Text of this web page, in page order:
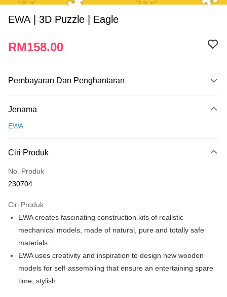
EWA | 3D Puzzle | Eagle
RM158.00
Pembayaran Dan Penghantaran
Kad Kredit
Hanya menyokong Maybank, CIMB Bank, Public Bank, RHB Bank, Hong
Boost
GrabPay
Rumah penghantaran
Rumah penghantaran
Kedai pickup
Penghantaran percuma
Jenama
EWA
Ciri Produk
No. Produk
230704
Ciri Produk
EWA creates fascinating construction kits of realistic
mechanical models, made of natural, pure and totally safe
materials.
EWA uses creativity and inspiration to design new wooden
models for self-assembling that ensure an entertaining spare
time, stylish